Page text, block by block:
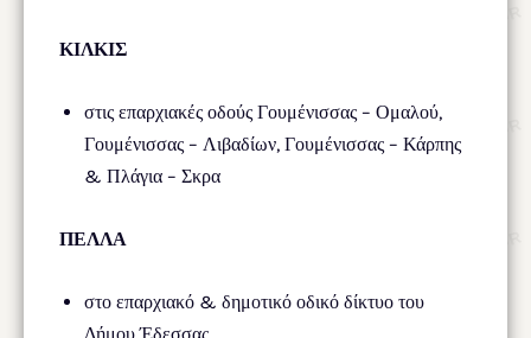
ΚΙΛΚΙΣ
στις επαρχιακές οδούς Γουμένισσας – Ομαλού,
Γουμένισσας – Λιβαδίων, Γουμένισσας – Κάρπης
& Πλάγια – Σκρα
ΠΕΛΛΑ
στο επαρχιακό & δημοτικό οδικό δίκτυο του